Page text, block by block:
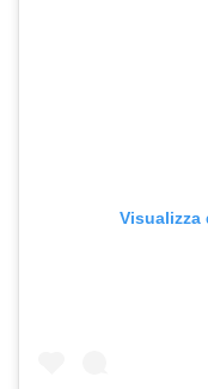
Visualizza